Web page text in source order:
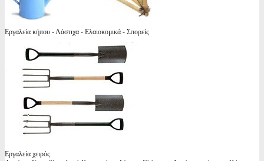
Εργαλεία κήπου - Λάστιχα - Ελαιοκομικά - Σπορείς
Εργαλεία χειρός